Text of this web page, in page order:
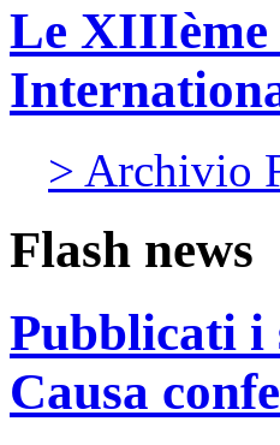
Le XIIIème
> Archivio
Flash news
Pubblicati i
Causa